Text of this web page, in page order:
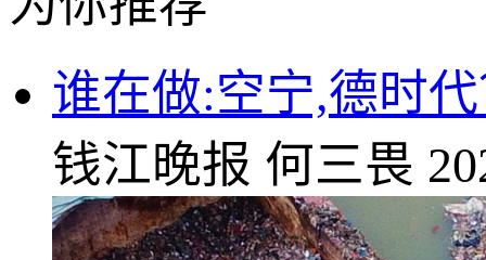
谁在做:空宁,德时
钱江晚报 何三畏